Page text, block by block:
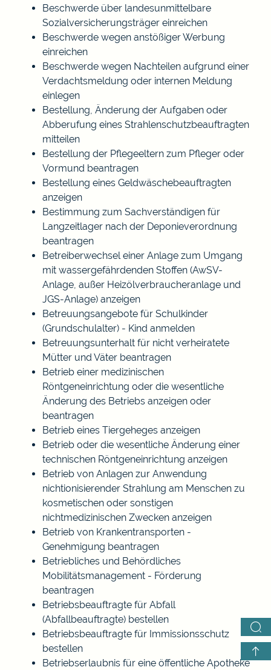
Beschwerde über landesunmittelbare
Sozialversicherungsträger einreichen
Beschwerde wegen anstößiger Werbung
einreichen
Beschwerde wegen Nachteilen aufgrund einer
Verdachtsmeldung oder internen Meldung
einlegen
Bestellung, Änderung der Aufgaben oder
Abberufung eines Strahlenschutzbeauftragten
mitteilen
Bestellung der Pflegeeltern zum Pfleger oder
Vormund beantragen
Bestellung eines Geldwäschebeauftragten
anzeigen
Bestimmung zum Sachverständigen für
Langzeitlager nach der Deponieverordnung
beantragen
Betreiberwechsel einer Anlage zum Umgang
mit wassergefährdenden Stoffen (AwSV-
Anlage, außer Heizölverbraucheranlage und
JGS-Anlage) anzeigen
Betreuungsangebote für Schulkinder
(Grundschulalter) - Kind anmelden
Betreuungsunterhalt für nicht verheiratete
Mütter und Väter beantragen
Betrieb einer medizinischen
Röntgeneinrichtung oder die wesentliche
Änderung des Betriebs anzeigen oder
beantragen
Betrieb eines Tiergeheges anzeigen
Betrieb oder die wesentliche Änderung einer
technischen Röntgeneinrichtung anzeigen
Betrieb von Anlagen zur Anwendung
nichtionisierender Strahlung am Menschen zu
kosmetischen oder sonstigen
nichtmedizinischen Zwecken anzeigen
Betrieb von Krankentransporten -
Genehmigung beantragen
Betriebliches und Behördliches
Mobilitätsmanagement - Förderung
beantragen
Betriebsbeauftragte für Abfall
(Abfallbeauftragte) bestellen
Betriebsbeauftragte für Immissionsschutz
bestellen
Betriebserlaubnis für eine öffentliche Apotheke